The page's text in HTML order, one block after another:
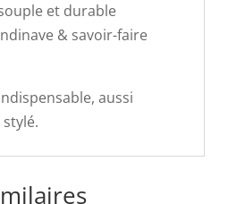
et durable
& savoir-faire
aussi